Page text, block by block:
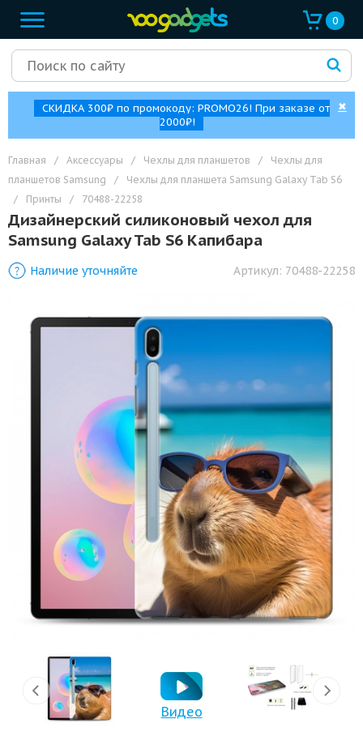
0
СКИДКА 300₽ по промокоду: PROMO26! При заказе от
2000₽!
✖
Главная / Аксессуары / Чехлы для планшетов /
Чехлы для
планшетов Samsung
/
Чехлы для планшета Samsung Galaxy Tab S6
/
Принты / 70488-22258
Дизайнерский силиконовый чехол для
Samsung Galaxy Tab S6 Капибара
Видео
Наличие уточняйте Артикул: 70488-22258